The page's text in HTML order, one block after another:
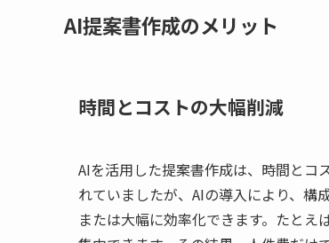
AI提案書作成のメリット
時間とコストの大幅削減
AIを活用した提案書作成は、時間とコ
れていましたが、AIの導入により、構
または大幅に効率化できます。たと